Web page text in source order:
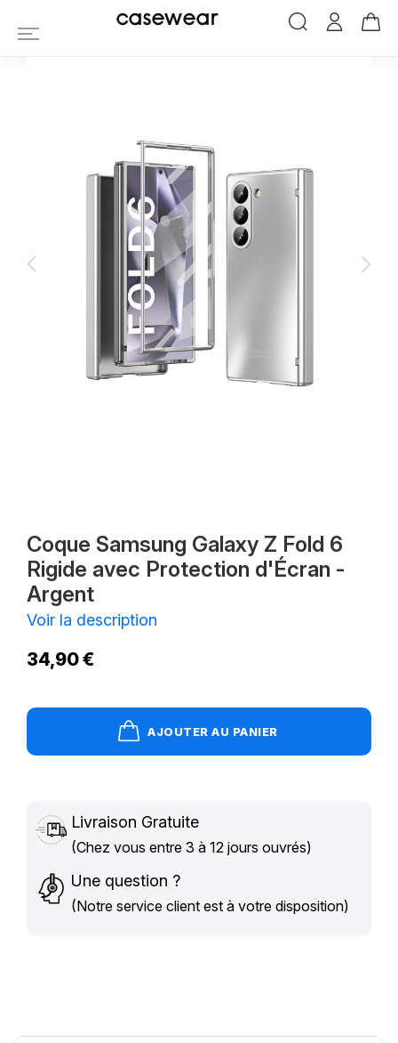
Coque Samsung Galaxy Z Fold 6
casewear
Coque Samsung Galaxy Z Fold 6
Rigide avec Protection d'Écran -
Argent
Voir la description
34,90 €
AJOUTER AU PANIER
Livraison Gratuite
(Chez vous entre 3 à 12 jours ouvrés)
Une question ?
(Notre service client est à votre disposition)